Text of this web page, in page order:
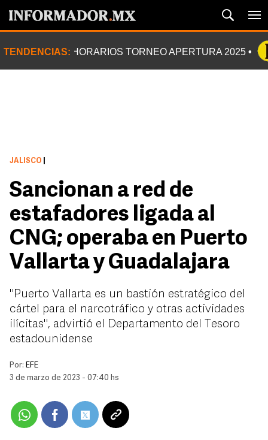
TENDENCIAS: HORARIOS TORNEO APERTURA 2025
JALISCO
Sancionan a red de
estafadores ligada al
CNG; operaba en Puerto
Vallarta y Guadalajara
"Puerto Vallarta es un bastión estratégico del
cártel para el narcotráfico y otras actividades
ilícitas", advirtió el Departamento del Tesoro
estadounidense
Por: EFE
3 de marzo de 2023 - 07:40 hs